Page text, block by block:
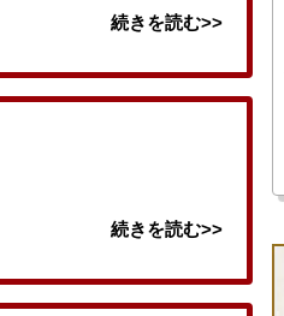
続きを読む>>
続きを読む>>